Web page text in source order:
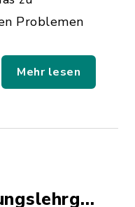
Problemen
Mehr lesen